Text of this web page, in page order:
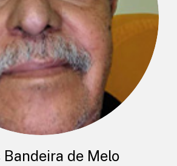
Bandeira de Melo